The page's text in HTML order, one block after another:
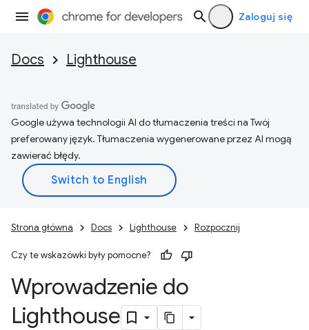
Zaloguj się
Docs Lighthouse
Google używa technologii AI do tłumaczenia treści na Twój
preferowany język. Tłumaczenia wygenerowane przez AI mogą
zawierać błędy.
Strona główna Docs Lighthouse Rozpocznij
Czy te wskazówki były pomocne?
Wprowadzenie do
Lighthouse